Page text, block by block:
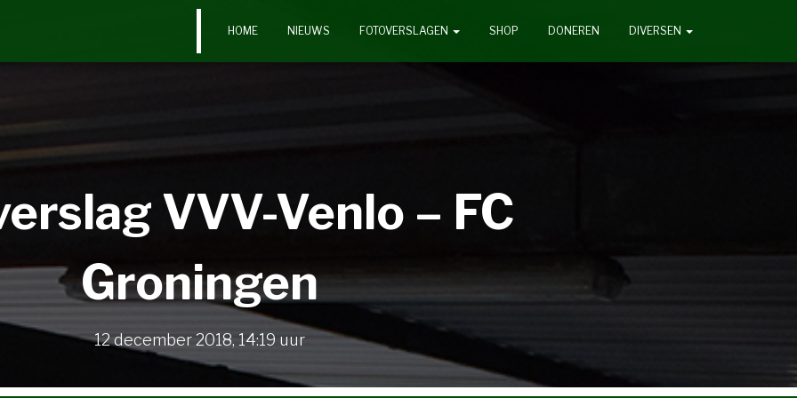
HOME NIEUWS FOTOVERSLAGEN SHOP DONEREN DIVERSEN
VVV-Venlo – FC
Groningen
12 december 2018, 14:19 uur